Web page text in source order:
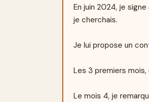
En juin 2024, je
je cherchais.
Je lui propose un
Les 3 premiers
Le mois 4, je